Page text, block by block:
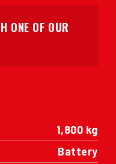
ONE OF OUR
1,800 kg
Battery